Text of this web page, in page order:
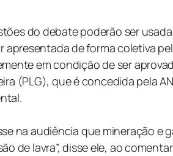
do debate poderão ser
de forma coletiva
em condição de ser
(PLG), que é concedida pela
na audiência que mineração e
de lavra”, disse ele, ao